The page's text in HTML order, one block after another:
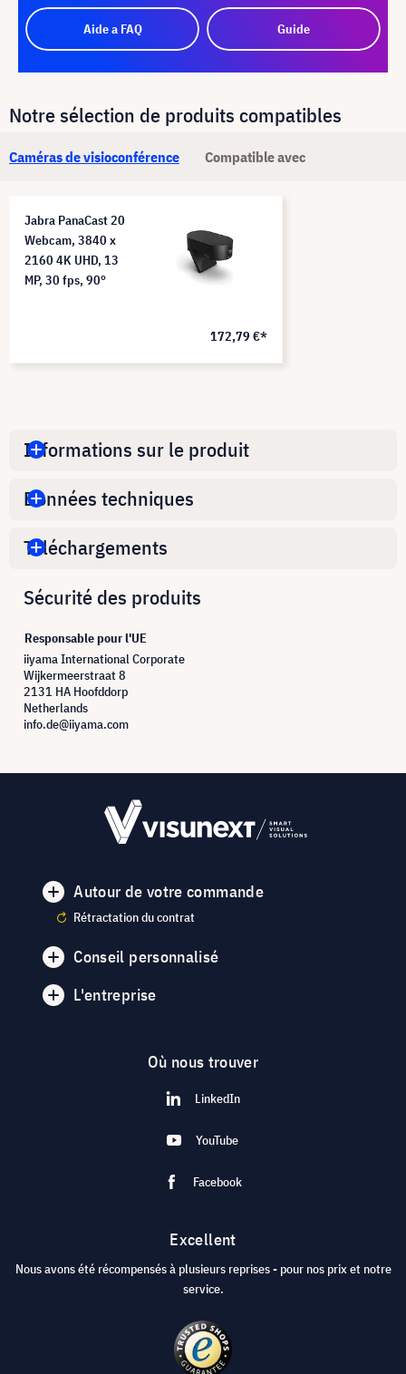
Aide a FAQ Guide
Notre sélection de produits compatibles
Caméras de visioconférence Compatible avec
Jabra PanaCast 20
Webcam, 3840 x
2160 4K UHD, 13
MP, 30 fps, 90°
172,79 €*
Informations sur le produit
Données techniques
Téléchargements
Sécurité des produits
Responsable pour l'UE
iiyama International Corporate
Wijkermeerstraat 8
2131 HA Hoofddorp
Netherlands
info.de@iiyama.com
Autour de votre commande
Rétractation du contrat
Conseil personnalisé
L'entreprise
Où nous trouver
LinkedIn
YouTube
Facebook
Excellent
Nous avons été récompensés à plusieurs reprises - pour nos prix et notre
service.